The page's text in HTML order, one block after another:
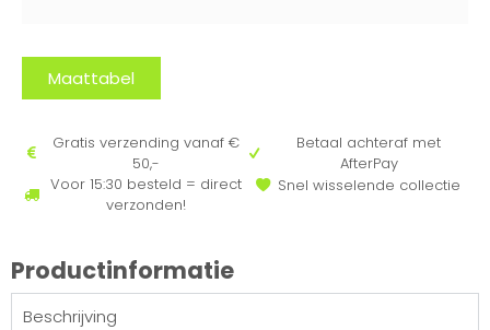
Maattabel
Gratis verzending vanaf €
50,-
Voor 15:30 besteld = direct
verzonden!
Betaal achteraf met
AfterPay
Snel wisselende collectie
Productinformatie
Beschrijving